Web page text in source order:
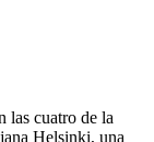
las cuatro de la
Helsinki, una